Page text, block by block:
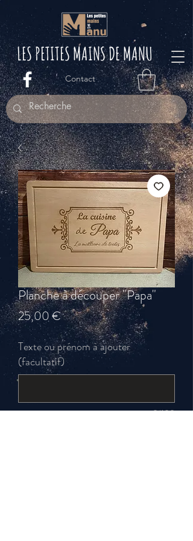
LES PETITES MAINS DE MANU
Contact
Planche à découper "Papa"
25,00 €Prix
Texte ou prénom à ajouter
(facultatif)
0/100